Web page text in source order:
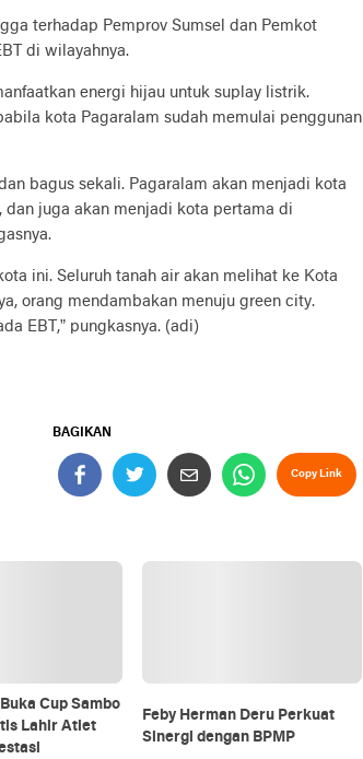
terhadap Pemprov Sumsel dan Pemkot
di wilayahnya.
energi hijau untuk suplay listrik.
kota Pagaralam sudah memulai penggunan
bagus sekali. Pagaralam akan menjadi kota
juga akan menjadi kota pertama di
ini. Seluruh tanah air akan melihat ke Kota
orang mendambakan menuju green city.
EBT,” pungkasnya. (adi)
BAGIKAN
Copy Link
Cup Sambo
Lahir Atlet
Feby Herman Deru Perkuat
Sinergi dengan BPMP